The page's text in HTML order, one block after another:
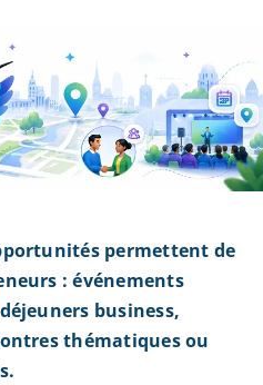
permettent de
: événements
business,
thématiques ou